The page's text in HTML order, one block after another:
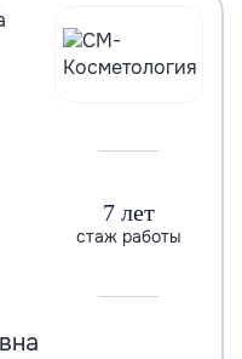
7 лет
стаж работы